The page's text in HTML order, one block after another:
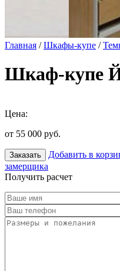
Главная /Шкафы-купе /
Шкаф-купе
Цена:
от 55 000 руб.
Заказать Добавить в
замерщика
Получить расчет